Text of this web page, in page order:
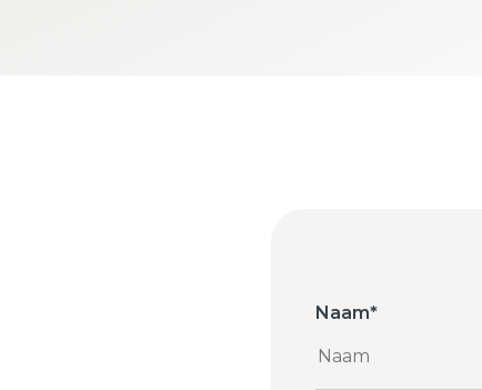
Naam*